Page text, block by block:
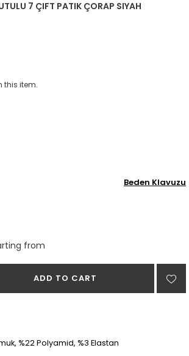
7 ÇIFT PATIK ÇORAP SIYAH
this item.
Beden Klavuzu
from
%22 Polyamid, %3 Elastan